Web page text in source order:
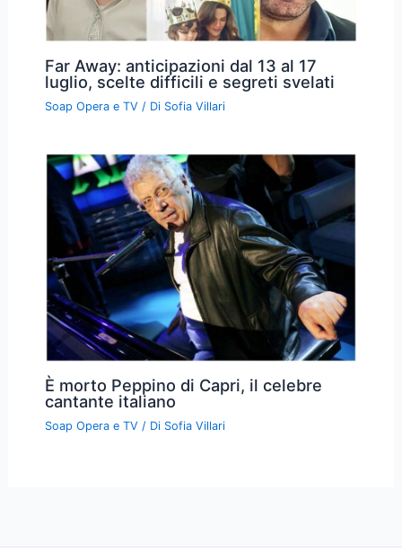
Far Away: anticipazioni dal 13 al 17
luglio, scelte difficili e segreti svelati
Soap Opera e TV / Di Sofia Villari
È morto Peppino di Capri, il celebre
cantante italiano
Soap Opera e TV / Di Sofia Villari